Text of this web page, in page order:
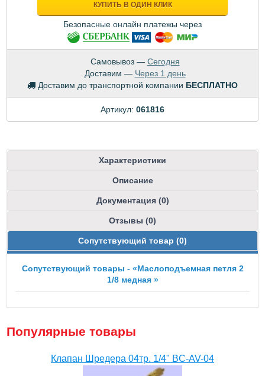
КУПИТЬ В ОДИН КЛИК
Безопасные онлайн платежы через
Самовывоз — Сегодня
Доставим — Через 1 день
Доставим до транспортной компании БЕСПЛАТНО
Артикул: 061816
Характеристики
Описание
Документация (0)
Отзывы (0)
Сопутствующий товар (0)
Сопутствующий товары - «Маслоподъемная петля 2
1/8 медная »
Популярные товары
Клапан Шредера 04тр. 1/4" BC-AV-04